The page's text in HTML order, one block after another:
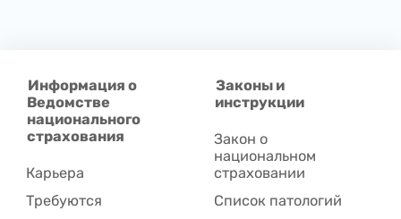
Информация о
Ведомстве
национального
страхования
Карьера
Требуются
Законы и
инструкции
Закон о
национальном
страховании
Список патологий